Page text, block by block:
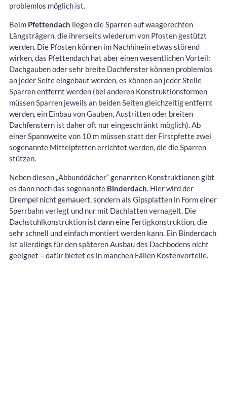
problemlos möglich ist.
Beim Pfettendach liegen die Sparren auf waagerechten
Längsträgern, die ihrerseits wiederum von Pfosten gestützt
werden. Die Pfosten können im Nachhinein etwas störend
wirken, das Pfettendach hat aber einen wesentlichen Vorteil:
Dachgauben oder sehr breite Dachfenster können problemlos
an jeder Seite eingebaut werden, es können an jeder Stelle
Sparren entfernt werden (bei anderen Konstruktionsformen
müssen Sparren jeweils an beiden Seiten gleichzeitig entfernt
werden, ein Einbau von Gauben, Austritten oder breiten
Dachfenstern ist daher oft nur eingeschränkt möglich). Ab
einer Spannweite von 10 m müssen statt der Firstpfette zwei
sogenannte Mittelpfetten errichtet werden, die die Sparren
stützen.
Neben diesen „Abbunddächer“ genannten Konstruktionen gibt
es dann noch das sogenannte Binderdach. Hier wird der
Drempel nicht gemauert, sondern als Gipsplatten in Form einer
Sperrbahn verlegt und nur mit Dachlatten vernagelt. Die
Dachstuhlkonstruktion ist dann eine Fertigkonstruktion, die
sehr schnell und einfach montiert werden kann. Ein Binderdach
ist allerdings für den späteren Ausbau des Dachbodens nicht
geeignet – dafür bietet es in manchen Fällen Kostenvorteile.